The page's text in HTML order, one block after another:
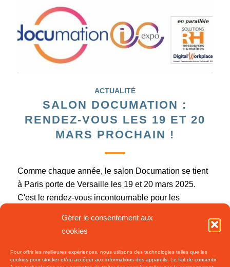
Gérer le consentement aux
cookies
Pour offrir les meilleures expériences, nous utilisons des technologies telles que les
cookies pour stocker et/ou accéder aux informations des appareils. Le fait de consentir
ACTUALITÉ
SALON DOCUMATION :
RENDEZ-VOUS LES 19 ET 20
MARS PROCHAIN !
Comme chaque année, le salon Documation se tient
à Paris porte de Versaille les 19 et 20 mars 2025.
C'est le rendez-vous incontournable pour les
10 février 2025
/ 0 Commentaires